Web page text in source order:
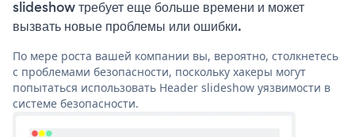
slideshow требует еще больше времени и может
вызвать новые проблемы или ошибки.
По мере роста вашей компании вы, вероятно, столкнетесь
с проблемами безопасности, поскольку хакеры могут
попытаться использовать Header slideshow уязвимости в
системе безопасности.